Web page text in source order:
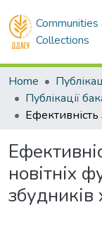
Communities
Collections
Home
новітніх